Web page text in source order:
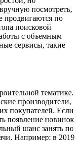
посмотреть,
продвигаются по
поисковой
с объемным
сервисы, такие
тематике.
производители,
покупателей. Если
появление новинок
шанс занять по
Например: в 2019